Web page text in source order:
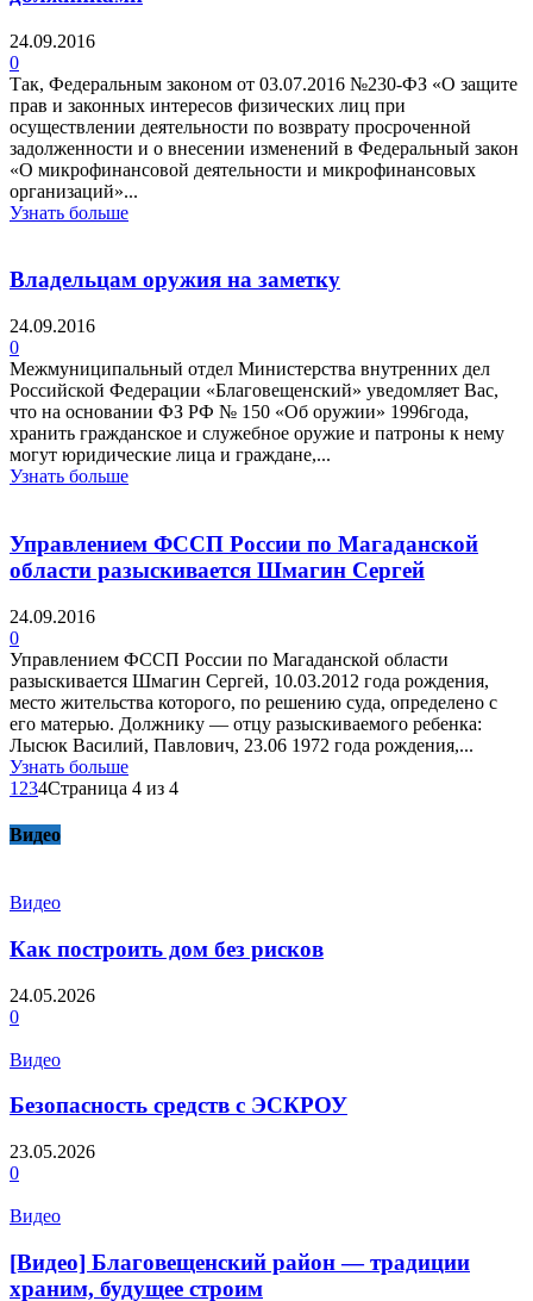
24.09.2016
0
Так, Федеральным законом от 03.07.2016 №230-ФЗ «О защите
прав и законных интересов физических лиц при
осуществлении деятельности по возврату просроченной
задолженности и о внесении изменений в Федеральный закон
«О микрофинансовой деятельности и микрофинансовых
организаций»...
Узнать больше
Владельцам оружия на заметку
24.09.2016
0
Межмуниципальный отдел Министерства внутренних дел
Российской Федерации «Благовещенский» уведомляет Вас,
что на основании ФЗ РФ № 150 «Об оружии» 1996года,
хранить гражданское и служебное оружие и патроны к нему
могут юридические лица и граждане,...
Узнать больше
Управлением ФССП России по Магаданской
области разыскивается Шмагин Сергей
24.09.2016
0
Управлением ФССП России по Магаданской области
разыскивается Шмагин Сергей, 10.03.2012 года рождения,
место жительства которого, по решению суда, определено с
его матерью. Должнику — отцу разыскиваемого ребенка:
Лысюк Василий, Павлович, 23.06 1972 года рождения,...
Узнать больше
1 234Страница 4 из 4
Видео
Видео
Как построить дом без рисков
24.05.2026
0
Видео
Безопасность средств с ЭСКРОУ
23.05.2026
0
Видео
[Видео] Благовещенский район — традиции
храним, будущее строим